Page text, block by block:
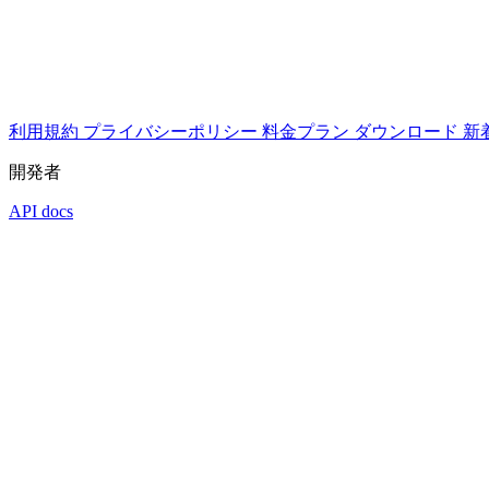
利用規約 プライバシーポリシー 料金プラン ダウンロード 新
開発者
API docs